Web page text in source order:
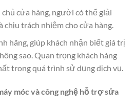
cửa hàng, người có thể giải
chịu trách nhiệm cho cửa hàng.
hãng, giúp khách nhận biết giá trị
sao. Quan trọng khách hàng
trong quá trình sử dụng dịch vụ.
móc và công nghệ hỗ trợ sửa